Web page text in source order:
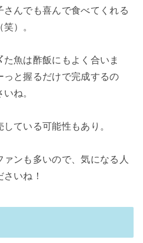
んでも喜んで食べてくれる
）。
魚は酢飯にもよく合いま
と握るだけで完成するの
ね。
ている可能性もあり。
ンも多いので、気になる人
いね！